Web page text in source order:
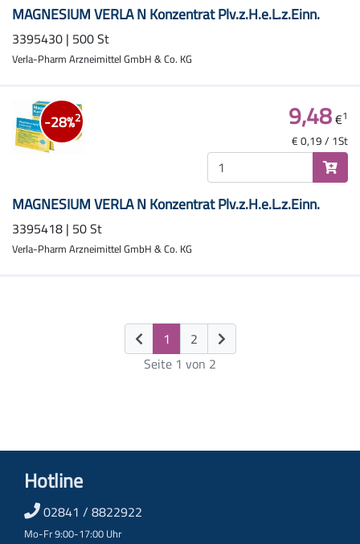
MAGNESIUM VERLA N Konzentrat Plv.z.H.e.L.z.Einn.
3395430 | 500 St
Verla-Pharm Arzneimittel GmbH & Co. KG
-28%2
MAGNESIUM VERLA N Konzentrat Plv.z.H.e.L.z.Einn.
3395418 | 50 St
Verla-Pharm Arzneimittel GmbH & Co. KG
9,48€1
€ 0,19 / 1St
1 (current)
2
Seite 1 von 2
Hotline
02841 / 8822922
Mo-Fr 9:00-17:00 Uhr